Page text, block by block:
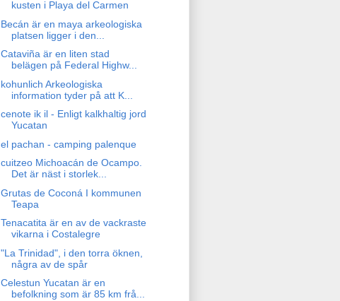
kusten i Playa del Carmen
Becán är en maya arkeologiska
platsen ligger i den...
Cataviña är en liten stad
belägen på Federal Highw...
kohunlich Arkeologiska
information tyder på att K...
cenote ik il - Enligt kalkhaltig jord
Yucatan
el pachan - camping palenque
cuitzeo Michoacán de Ocampo.
Det är näst i storlek...
Grutas de Coconá I kommunen
Teapa
Tenacatita är en av de vackraste
vikarna i Costalegre
"La Trinidad", i den torra öknen,
några av de spår
Celestun Yucatan är en
befolkning som är 85 km frå...